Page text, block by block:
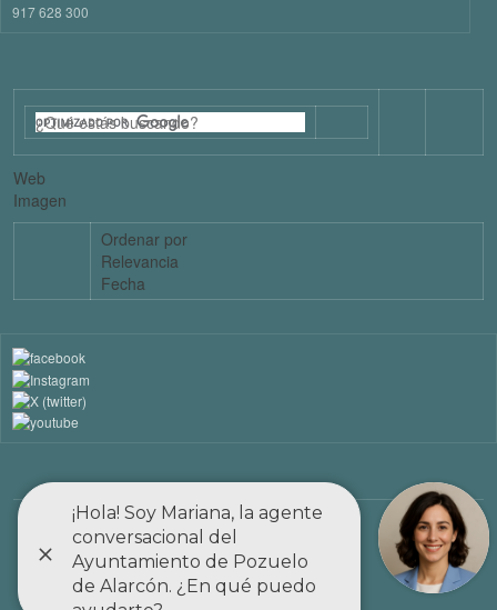
917 628 300
Web
Imagen
Ordenar por
Relevancia
Fecha